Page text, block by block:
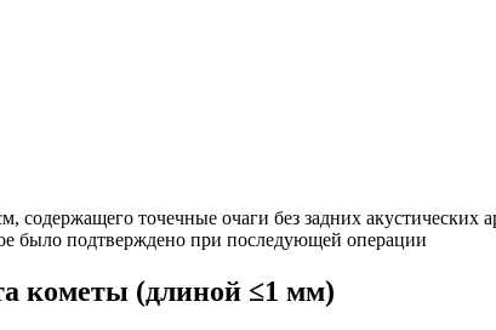
содержащего точечные очаги без задних
было подтверждено при последующей операции
кометы (длиной ≤1 мм)